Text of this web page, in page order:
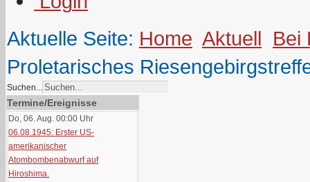
Aktuelle Seite: Home Aktuell Bei
Proletarisches
Suchen...
Termine/Ereignisse
Do, 06. Aug. 00:00 Uhr
06.08.1945: Erster US-
amerikanischer
Atombombenabwurf auf
Hiroshima.